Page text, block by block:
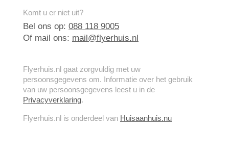
Komt u er niet uit?
Bel ons op: 088 118 9005
Of mail ons: mail@flyerhuis.nl
Flyerhuis.nl gaat zorgvuldig met uw
persoonsgegevens om. Informatie over het gebruik
van uw persoonsgegevens leest u in de
Privacyverklaring.
Flyerhuis.nl is onderdeel van Huisaanhuis.nu